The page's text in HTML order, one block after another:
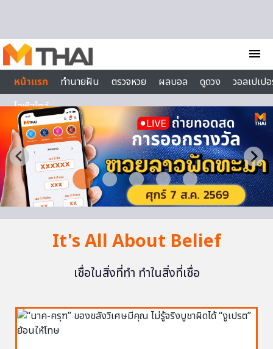
menu
หน้าแรก
ทำนายฝัน ตรวจหวย ผลบอล ดูดวง
วอลเปเป
ไลฟ์สไตล์
It's All About Belief
เชื่อในสิ่งที่ทำ ทำในสิ่งที่เชื่อ